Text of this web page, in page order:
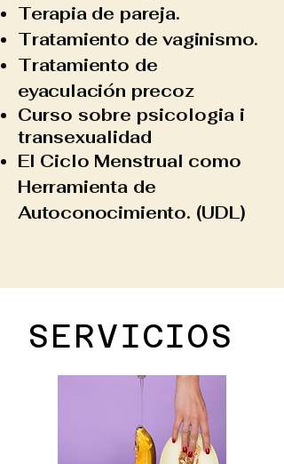
Terapia de pareja.
Tratamiento de vaginismo.
Tratamiento de
eyaculación precoz
Curso sobre psicologia i
transexualidad​
El Ciclo Menstrual como
Herramienta de
Autoconocimiento. (UDL)
SERVICIOS